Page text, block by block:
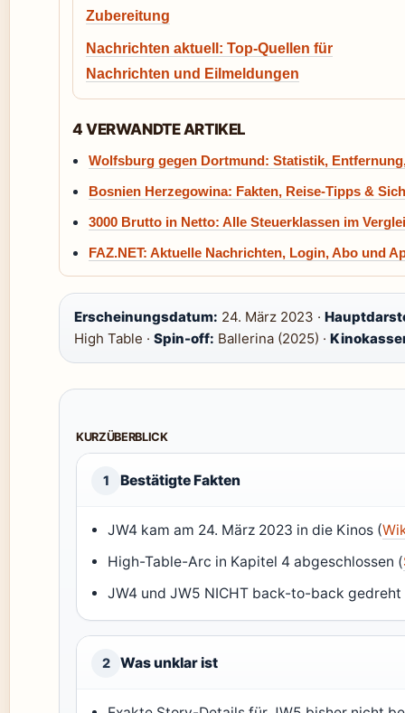
Zubereitung
Nachrichten aktuell: Top-Quellen für
Nachrichten und Eilmeldungen
4 VERWANDTE ARTIKEL
Wolfsburg gegen Dortmund: Statistik,
Bosnien Herzegowina: Fakten, Reise-Tipps &
3000 Brutto in Netto: Alle Steuerklassen im
FAZ.NET: Aktuelle Nachrichten, Login, Abo und
Erscheinungsdatum: 24. März 2023 ·
High Table · Spin-off: Ballerina (2025) ·
KURZÜBERBLICK
1 Bestätigte Fakten
JW4 kam am 24. März 2023 in die Kinos (
High-Table-Arc in Kapitel 4 abgeschlossen (
JW4 und JW5 NICHT back-to-back gedreht
2 Was unklar ist